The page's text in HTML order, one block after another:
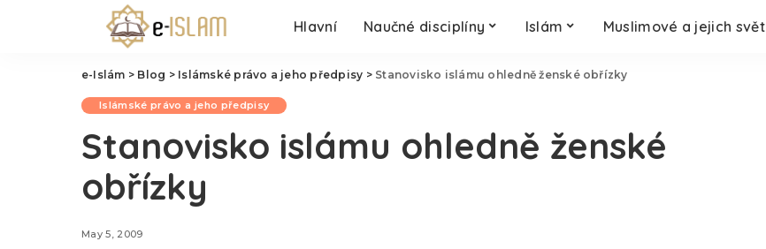
Hlavní Naučné disciplíny Islám Muslimové a jejich svět
e-Islám > Blog > Islámské právo a jeho předpisy > Stanovisko islámu ohledně ženské obřízky
Islámské právo a jeho předpisy
Stanovisko islámu ohledně ženské
obřízky
May 5, 2009